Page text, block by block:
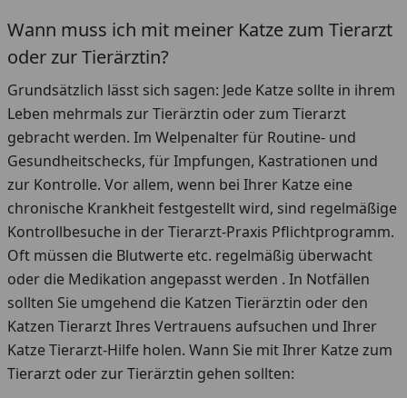
Wann muss ich mit meiner Katze zum Tierarzt
oder zur Tierärztin?
Grundsätzlich lässt sich sagen: Jede Katze sollte in ihrem
Leben mehrmals zur Tierärztin oder zum Tierarzt
gebracht werden. Im Welpenalter für Routine- und
Gesundheitschecks, für Impfungen, Kastrationen und
zur Kontrolle. Vor allem, wenn bei Ihrer Katze eine
chronische Krankheit festgestellt wird, sind regelmäßige
Kontrollbesuche in der Tierarzt-Praxis Pflichtprogramm.
Oft müssen die Blutwerte etc. regelmäßig überwacht
oder die Medikation angepasst werden . In Notfällen
sollten Sie umgehend die Katzen Tierärztin oder den
Katzen Tierarzt Ihres Vertrauens aufsuchen und Ihrer
Katze Tierarzt-Hilfe holen. Wann Sie mit Ihrer Katze zum
Tierarzt oder zur Tierärztin gehen sollten: